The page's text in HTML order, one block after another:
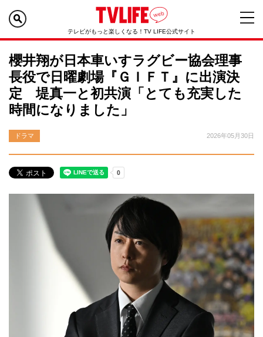
テレビがもっと楽しくなる！TV LIFE公式サイト
櫻井翔が日本車いすラグビー協会理事
長役で日曜劇場『ＧＩＦＴ』に出演決
定 堤真一と初共演「とても充実した
時間になりました」
ドラマ 2026年05月30日